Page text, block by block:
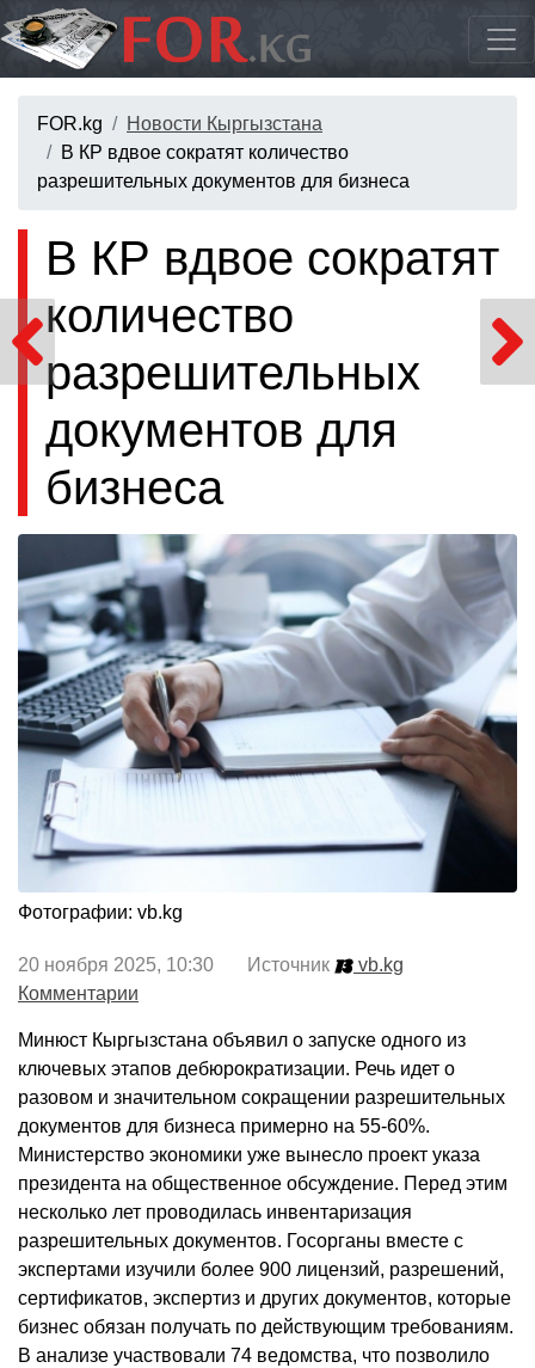
FOR.kg
Новости Кыргызстана
В КР вдвое сократят количество
разрешительных документов для бизнеса
В КР вдвое сократят
количество
разрешительных
документов для
бизнеса
Фотографии: vb.kg
20 ноября 2025, 10:30 Источник
vb.kg
Комментарии
Минюст Кыргызстана объявил о запуске одного из
ключевых этапов дебюрократизации. Речь идет о
разовом и значительном сокращении разрешительных
документов для бизнеса примерно на 55-60%.
Министерство экономики уже вынесло проект указа
президента на общественное обсуждение. Перед этим
несколько лет проводилась инвентаризация
разрешительных документов. Госорганы вместе с
экспертами изучили более 900 лицензий, разрешений,
сертификатов, экспертиз и других документов, которые
бизнес обязан получать по действующим требованиям.
В анализе участвовали 74 ведомства, что позволило